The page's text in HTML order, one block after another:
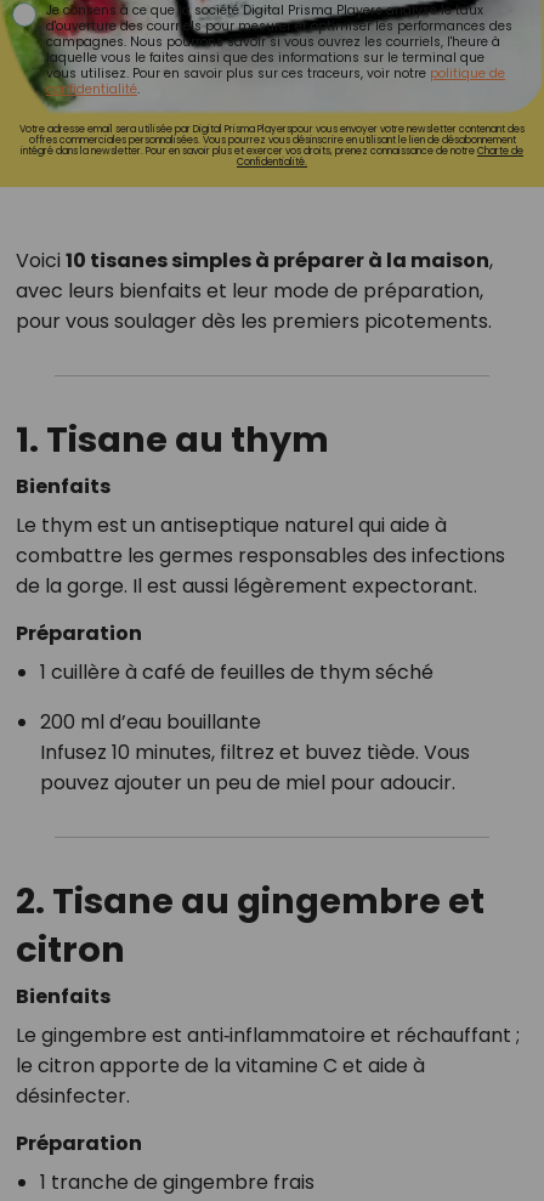
Je consens à ce que la société Digital Prisma Players analyse le taux
d'ouverture des courriels pour mesurer et optimiser les performances des
campagnes. Nous pourrons savoir si vous ouvrez les courriels, l'heure à
laquelle vous le faites ainsi que des informations sur le terminal que
vous utilisez. Pour en savoir plus sur ces traceurs, voir notre politique de
confidentialité.
Votre adresse email sera utilisée par Digital Prisma Playerspour vous envoyer votre newsletter contenant des
offres commerciales personnalisées. Vous pourrez vous désinscrire en utilisant le lien de désabonnement
intégré dans la newsletter. Pour en savoir plus et exercer vos droits, prenez connaissance de notreCharte de
Confidentialité.
Voici 10 tisanes simples à préparer à la maison,
avec leurs bienfaits et leur mode de préparation,
pour vous soulager dès les premiers picotements.
1. Tisane au thym
Bienfaits
Le thym est un antiseptique naturel qui aide à
combattre les germes responsables des infections
de la gorge. Il est aussi légèrement expectorant.
Préparation
1 cuillère à café de feuilles de thym séché
200 ml d’eau bouillante
Infusez 10 minutes, filtrez et buvez tiède. Vous
pouvez ajouter un peu de miel pour adoucir.
2. Tisane au gingembre et
citron
Bienfaits
Le gingembre est anti‑inflammatoire et réchauffant ;
le citron apporte de la vitamine C et aide à
désinfecter.
Préparation
1 tranche de gingembre frais